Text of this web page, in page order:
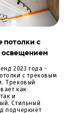
с
2023 года -
с трековым
Трековый
как
и
Стильный
подчеркнёт